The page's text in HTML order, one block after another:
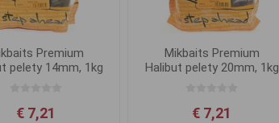
Premium
pelety 14mm, 1kg
€ 7,21
Mikbaits Premium
Halibut pelety 20mm, 1kg
€ 7,21